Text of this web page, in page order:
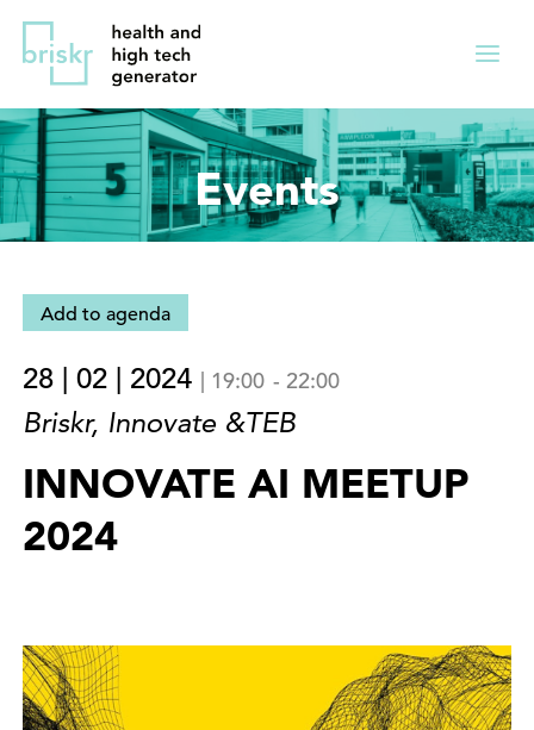
Overslaan
de
inhoud
gaan
Direct
naar
hoofdnavigatie
Menu
Events
Add to agenda
28 | 02 | 2024 | 19:00 - 22:00
Briskr, Innovate &TEB
INNOVATE AI MEETUP
2024